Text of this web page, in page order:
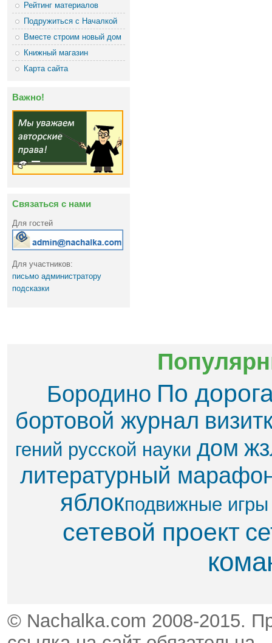
Рейтинг материалов
Подружиться с Началкой
Вместе строим новый дом
Книжный магазин
Карта сайта
Важно!
Связаться с нами
Для гостей
Для участников:
письмо администратору
подсказки
Бородино По
бортовой журнал
гений русской науки дом
литературный
яблок​подвижные игры
сетевой проект
© Nachalka.com 2008-2015.